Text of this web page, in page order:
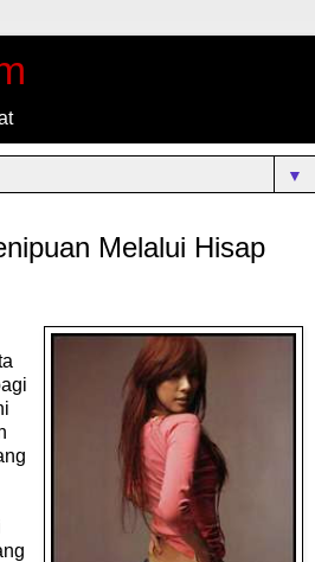
▼
Melalui Hisap